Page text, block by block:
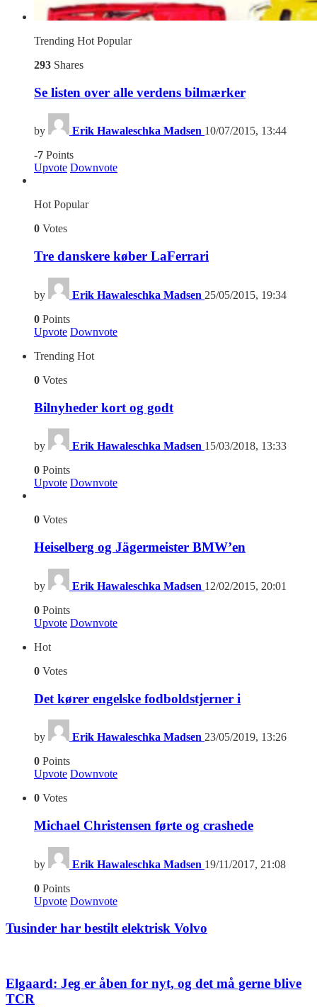
Trending Hot Popular
293 Shares
Se listen over alle verdens bilmærker
by Erik Hawaleschka Madsen 10/07/2015, 13:44
-7 Points
Upvote Downvote
HotPopular
0 Votes
Tre danskere køber LaFerrari
by Erik Hawaleschka Madsen 25/05/2015, 19:34
0 Points
Upvote Downvote
Trending Hot
0 Votes
Bilnyheder kort og godt
by Erik Hawaleschka Madsen 15/03/2018, 13:33
0 Points
Upvote Downvote
0 Votes
Heiselberg og Jägermeister BMW’en
by Erik Hawaleschka Madsen 12/02/2015, 20:01
0 Points
Upvote Downvote
Hot
0 Votes
Det kører engelske fodboldstjerner i
by Erik Hawaleschka Madsen 23/05/2019, 13:26
0 Points
Upvote Downvote
0 Votes
Michael Christensen førte og crashede
by Erik Hawaleschka Madsen 19/11/2017, 21:08
0 Points
Upvote Downvote
Tusinder har bestilt elektrisk Volvo
Elgaard: Jeg er åben for nyt, og det må gerne blive
TCR